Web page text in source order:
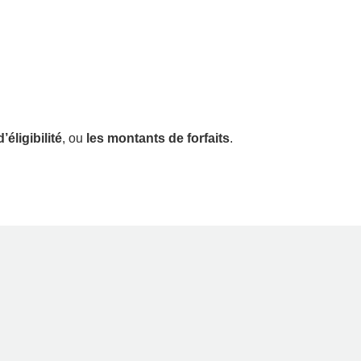
, ou les montants de forfaits.